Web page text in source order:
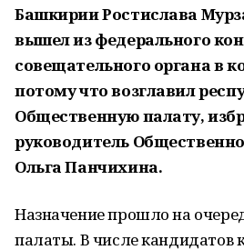
Башкирии Ростислава
вышел из федерального
совещательного органа в
потому что возглавил
Общественную палату,
руководитель
Ольга Панчихина.
Назначение прошло на
палаты. В числе кандидатов